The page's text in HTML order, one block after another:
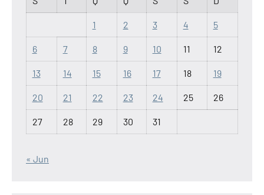
1 2 3 4 5
6 7 8 9 10 11 12
13 14 15 16 17 18 19
20 21 22 23 24 25 26
27 28 29 30 31
« Jun